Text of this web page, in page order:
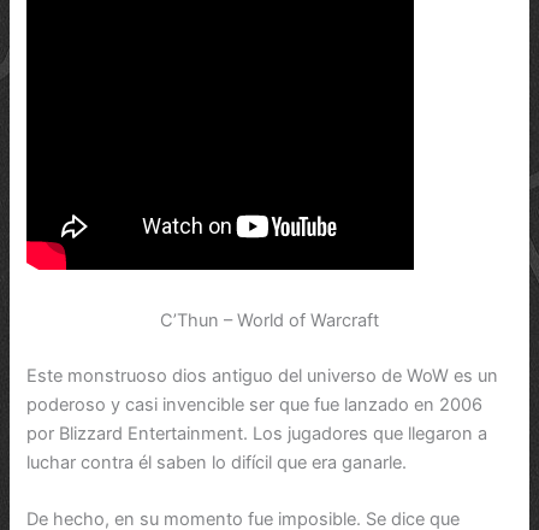
C’Thun – World of Warcraft
Este monstruoso dios antiguo del universo de WoW es un
poderoso y casi invencible ser que fue lanzado en 2006
por Blizzard Entertainment. Los jugadores que llegaron a
luchar contra él saben lo difícil que era ganarle.
De hecho, en su momento fue imposible. Se dice que